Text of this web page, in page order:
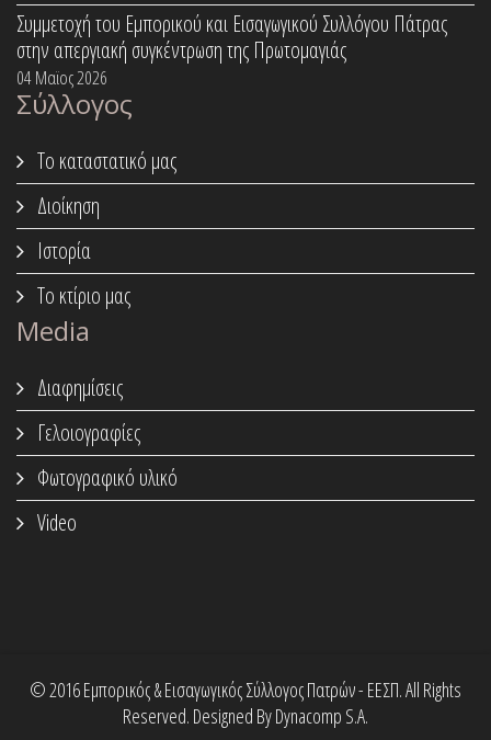
Συμμετοχή του Εμπορικού και Εισαγωγικού Συλλόγου Πάτρας
στην απεργιακή συγκέντρωση της Πρωτομαγιάς
04 Μαϊος 2026
Σύλλογος
Το καταστατικό μας
Διοίκηση
Ιστορία
Το κτίριο μας
Media
Διαφημίσεις
Γελοιογραφίες
Φωτογραφικό υλικό
Video
© 2016 Εμπορικός & Εισαγωγικός Σύλλογος Πατρών - ΕΕΣΠ. All Rights
Reserved. Designed By Dynacomp S.A.